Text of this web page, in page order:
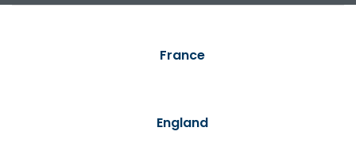
France
England